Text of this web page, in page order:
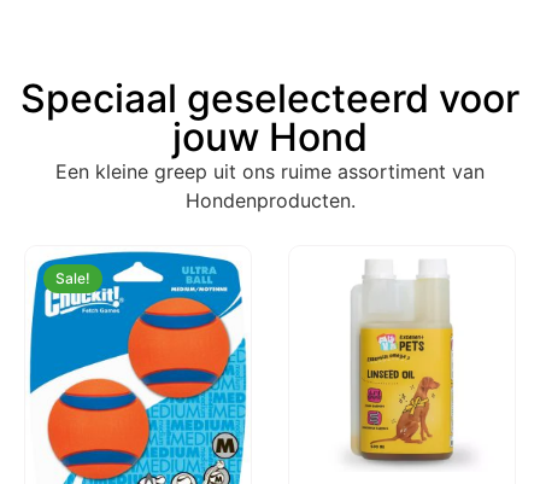
Speciaal geselecteerd voor
jouw Hond
Een kleine greep uit ons ruime assortiment van
Hondenproducten.
Sale!